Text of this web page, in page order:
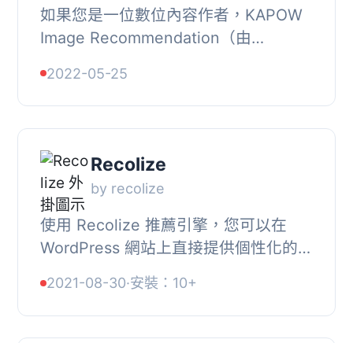
如果您是一位數位內容作者，KAPOW
Image Recommendation（由
您加快尋找相關且可免費使用的圖像和
照片來補充和增強您的內容...
2022-05-25
Recolize
by recolize
使用 Recolize 推薦引擎，您可以在
WordPress 網站上直接提供個性化的部
使用者在您的網站停留的時間以及改善
文章的交叉連...
2021-08-30·安裝：10+